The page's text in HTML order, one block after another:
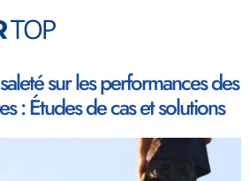
sur les performances des
: Études de cas et solutions